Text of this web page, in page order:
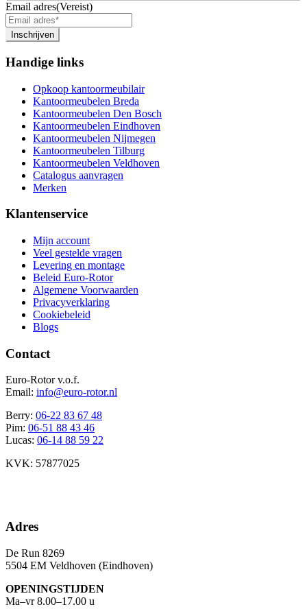
Email adres(Vereist)
Inschrijven
Handige links
Opkoop kantoormeubilair
Kantoormeubelen Breda
Kantoormeubelen Den Bosch
Kantoormeubelen Eindhoven
Kantoormeubelen Nijmegen
Kantoormeubelen Tilburg
Kantoormeubelen Veldhoven
Catalogus aanvragen
Merken
Klantenservice
Mijn account
Veel gestelde vragen
Levering en montage
Beleid Euro-Rotor
Algemene Voorwaarden
Privacyverklaring
Cookiebeleid
Blogs
Contact
Euro-Rotor v.o.f.
Email: info@euro-rotor.nl
Berry: 06-22 83 67 48
Pim: 06-51 88 43 46
Lucas: 06-14 88 59 22
KVK: 57877025
Adres
De Run 8269
5504 EM Veldhoven (Eindhoven)
OPENINGSTIJDEN
Ma–vr 8.00–17.00 u